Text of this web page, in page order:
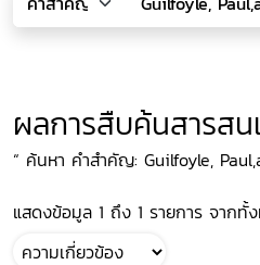
ผลการสืบค้นสารสน
“ ค้นหา คำสำคัญ: Guilfoyle,
แสดงข้อมูล 1 ถึง 1 รายการ จากทั้